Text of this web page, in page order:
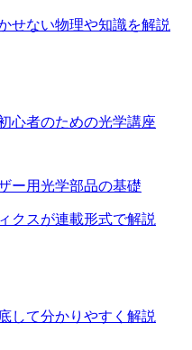
せない物理や知識を解説
心者のための光学講座
ー用光学部品の基礎
クスが連載形式で解説
して分かりやすく解説